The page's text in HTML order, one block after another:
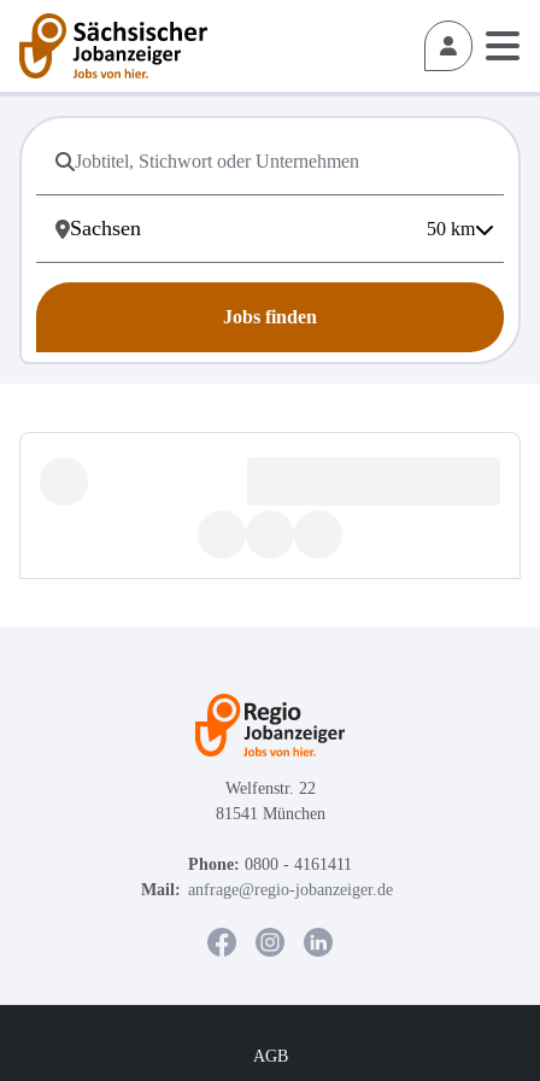
50 km
Jobs finden
Welfenstr. 22
81541 München
Phone: 0800 - 4161411
Mail: anfrage@regio-jobanzeiger.de
AGB